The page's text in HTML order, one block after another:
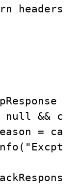
headers;
null &&
=